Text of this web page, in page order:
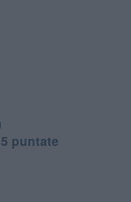
puntate